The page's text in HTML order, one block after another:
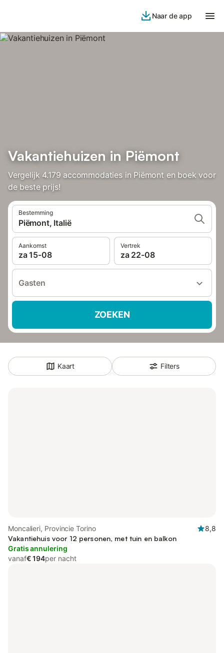
Naar de app
Vakantiehuizen in Piëmont
Vergelijk 4.179 accommodaties in Piëmont en boek voor
de beste prijs!
Bestemming
Piëmont, Italië
Aankomst
za 15-08
Vertrek
za 22-08
Gasten
ZOEKEN
Kaart Filters
Moncalieri, Provincie Torino
8,8
Vakantiehuis voor 12 personen, met tuin en balkon
Gratis annulering
vanaf€ 194per nacht